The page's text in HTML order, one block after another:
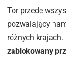
Tor przede
pozwalający
różnych krajach.
zablokowany